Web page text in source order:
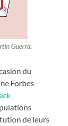
Guerra.
du
Forbes
de leurs